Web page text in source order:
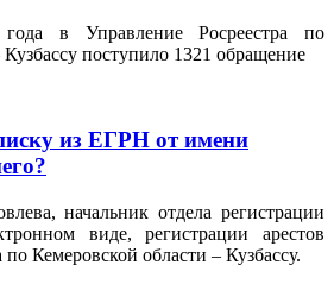
в Управление Росреестра по
поступило 1321 обращение
из ЕГРН от имени
начальник отдела регистрации
виде, регистрации арестов
Кемеровской области – Кузбассу.